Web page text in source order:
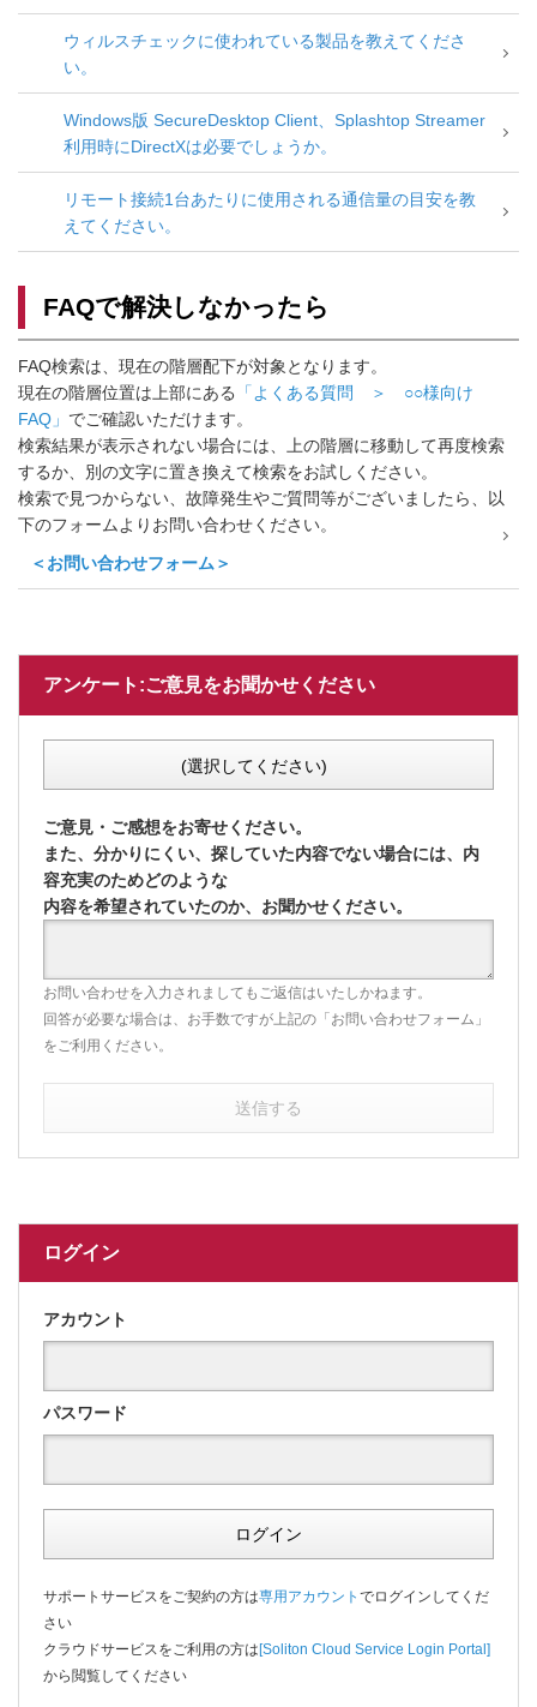
て扱われます。
ウィルスチェックに使われている製品を教えてくださ
い。
Windows版 SecureDesktop Client、Splashtop Streamer
利用時にDirectXは必要でしょうか。
リモート接続1台あたりに使用される通信量の目安を教
えてください。
FAQで解決しなかったら
FAQ検索は、現在の階層配下が対象となります。
現在の階層位置は上部にある
「よくある質問 ＞ ○○様向け
FAQ」 でご確認いただけます。
検索結果が表示されない場合には、上の階層に移動して再度検索
するか、別の文字に置き換えて検索をお試しください。
検索で見つからない、故障発生やご質問等がございましたら、以
下のフォームよりお問い合わせください。
＜お問い合わせフォーム＞
アンケート:ご意見をお聞かせください
(選択してください)
ご意見・ご感想をお寄せください。
また、分かりにくい、探していた内容でない場合には、内
容充実のためどのような
内容を希望されていたのか、お聞かせください。
お問い合わせを入力されましてもご返信はいたしかねます。
回答が必要な場合は、お手数ですが上記の「お問い合わせフォーム」
をご利用ください。
送信する
ログイン
アカウント
パスワード
ログイン
サポートサービスをご契約の方は専用アカウント でログインしてくだ
さい
クラウドサービスをご利用の方は[Soliton Cloud Service Login Portal]
から閲覧してください